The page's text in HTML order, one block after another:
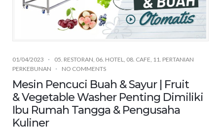
01/04/2023 05. RESTORAN 06. HOTEL 08. CAFE 11. PERTANIAN
PERKEBUNAN
NO COMMENTS
Mesin Pencuci Buah & Sayur | Fruit
& Vegetable Washer Penting Dimiliki
Ibu Rumah Tangga & Pengusaha
Kuliner